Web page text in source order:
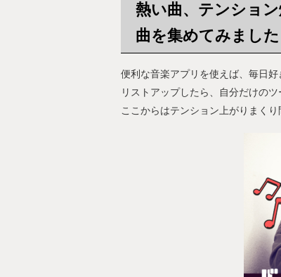
熱い曲、テンショ
曲を集めてみました
便利な音楽アプリを使えば、毎日
リストアップしたら、自分だけの
ここからはテンション上がりまく